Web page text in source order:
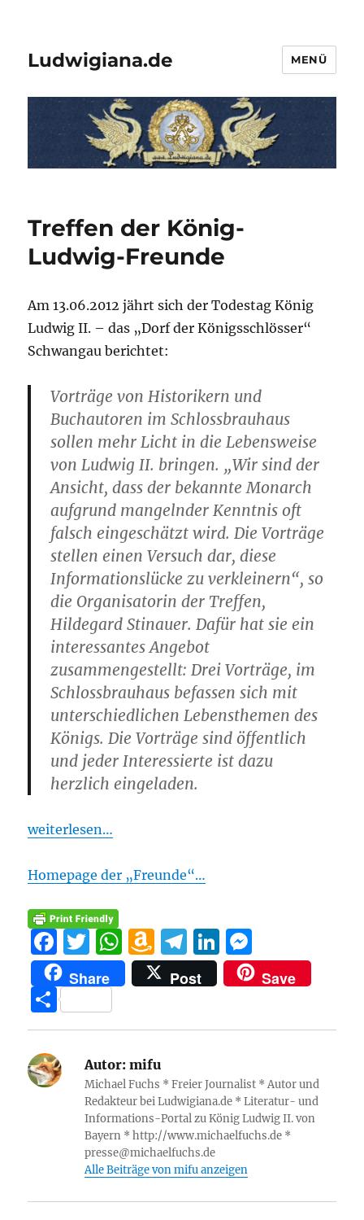
Ludwigiana.de MENÜ
Treffen der König-
Ludwig-Freunde
Am 13.06.2012 jährt sich der Todestag König
Ludwig II. – das „Dorf der Königsschlösser“
Schwangau berichtet:
Vorträge von Historikern und
Buchautoren im Schlossbrauhaus
sollen mehr Licht in die Lebensweise
von Ludwig II. bringen. „Wir sind der
Ansicht, dass der bekannte Monarch
aufgrund mangelnder Kenntnis oft
falsch eingeschätzt wird. Die Vorträge
stellen einen Versuch dar, diese
Informationslücke zu verkleinern“, so
die Organisatorin der Treffen,
Hildegard Stinauer. Dafür hat sie ein
interessantes Angebot
zusammengestellt: Drei Vorträge, im
Schlossbrauhaus befassen sich mit
unterschiedlichen Lebensthemen des
Königs. Die Vorträge sind öffentlich
und jeder Interessierte ist dazu
herzlich eingeladen.
weiterlesen…
Homepage der „Freunde“…
F
a
c
e
o
T
w
it
te
W
h
at
p
p
A
m
a
n
W
is
h
Li
st
T
el
e
a
m
Li
n
k
n
e
ss
g
er
Share Post Save
T
ei
le
n
Autor: mifu
Michael Fuchs * Freier Journalist * Autor und
Redakteur bei Ludwigiana.de * Literatur- und
Informations-Portal zu König Ludwig II. von
Bayern * http://www.michaelfuchs.de *
presse@michaelfuchs.de
Alle Beiträge von mifu anzeigen